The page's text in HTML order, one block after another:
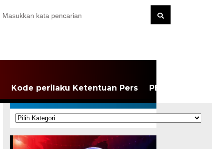
Kode perilaku Ketentuan Pers PEDOMAN
KATEGORI
Kategori
Pemutar